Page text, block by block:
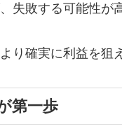
失敗する可能性が
り確実に利益を狙
第一歩